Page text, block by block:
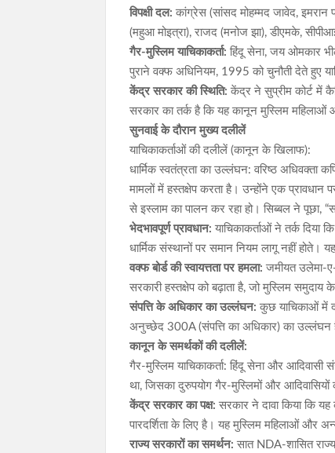
विपक्षी दल: कांग्रेस (सांसद मोहम्मद जावेद,
(महुआ मोइत्रा), राजद (मनोज झा), डीएमके,
गैर-मुस्लिम याचिकाकर्ता: हिंदू सेना, जय ओमकार
पुराने वक्फ अधिनियम, 1995 को चुनौती देते हुए
केंद्र सरकार की स्थिति: केंद्र ने सुप्रीम कोर्ट में
सरकार का तर्क है कि यह कानून मुस्लिम महिलाओं
सुनवाई के दौरान मुख्य दलीलें
याचिकाकर्ताओं की दलीलें (कानून के खिलाफ):
धार्मिक स्वतंत्रता का उल्लंघन: वरिष्ठ अधिवक्ता
मामलों में हस्तक्षेप करता है। उन्होंने एक
से इस्लाम का पालन कर रहा हो। सिब्बल ने
भेदभावपूर्ण प्रावधान: याचिकाकर्ताओं ने तर्क दिया
धार्मिक संस्थानों पर समान नियम लागू नहीं
वक्फ बोर्ड की स्वायत्तता पर हमला: जमीयत उलेमा-
सरकारी हस्तक्षेप को बढ़ाता है, जो मुस्लिम समुदाय
संपत्ति के अधिकार का उल्लंघन: कुछ याचिकाओं में
अनुच्छेद 300A (संपत्ति का अधिकार) का उल्लंघन
कानून के समर्थकों की दलीलें:
गैर-मुस्लिम याचिकाकर्ता: हिंदू सेना और आदिवासी
था, जिसका दुरुपयोग गैर-मुस्लिमों और
केंद्र सरकार का पक्ष: सरकार ने दावा किया कि
पारदर्शिता के लिए है। यह मुस्लिम महिलाओं और अन्य
राज्य सरकारों का समर्थन: सात NDA-शासित